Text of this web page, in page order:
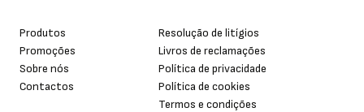
Produtos
Promoções
Sobre nós
Contactos
Resolução de litígios
Livros de reclamações
Política de privacidade
Política de cookies
Termos e condições